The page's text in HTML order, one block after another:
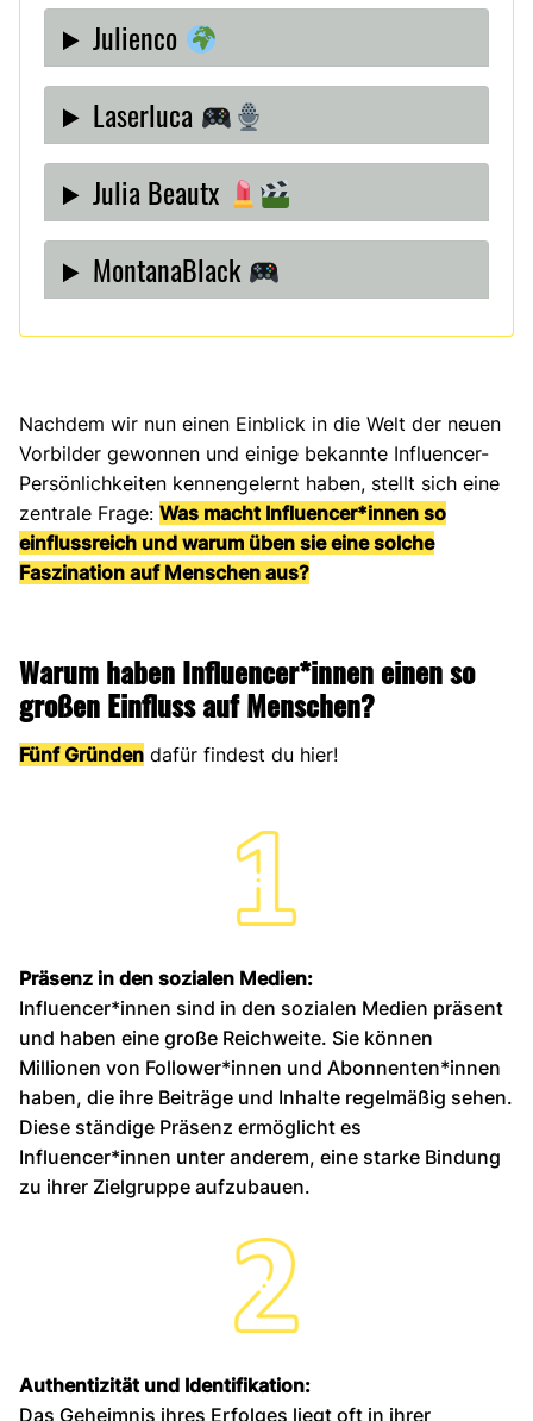
Julienco
Laserluca
Julia Beautx
MontanaBlack
Nachdem wir nun einen Einblick in die Welt der neuen
Vorbilder gewonnen und einige bekannte Influencer-
Persönlichkeiten kennengelernt haben, stellt sich eine
zentrale Frage: Was macht Influencer*innen so
einflussreich und warum üben sie eine solche
Faszination auf Menschen aus?
Warum haben Influencer*innen einen so
großen Einfluss auf Menschen?
Fünf Gründen dafür findest du hier!
Präsenz in den sozialen Medien:
Influencer*innen sind in den sozialen Medien präsent
und haben eine große Reichweite. Sie können
Millionen von Follower*innen und Abonnenten*innen
haben, die ihre Beiträge und Inhalte regelmäßig sehen.
Diese ständige Präsenz ermöglicht es
Influencer*innen unter anderem, eine starke Bindung
zu ihrer Zielgruppe aufzubauen.
Authentizität und Identifikation:
Das Geheimnis ihres Erfolges liegt oft in ihrer